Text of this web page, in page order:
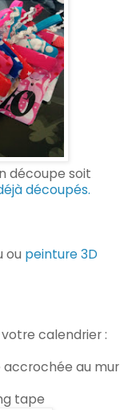
découpe soit
découpés.
ou peinture 3D
calendrier :
accrochée au mur
tape